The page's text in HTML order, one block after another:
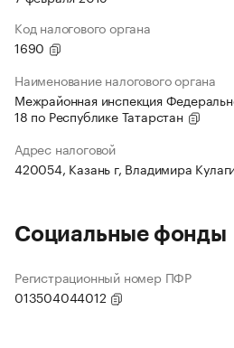
Код налогового органа
1690
Наименование налогового органа
Межрайонная инспекция
18 по Республике Татарстан
Адрес налоговой
420054, Казань г, Владимира
Социальные фонды
Регистрационный номер ПФР
013504044012